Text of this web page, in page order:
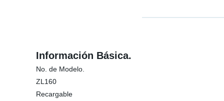
Información Básica.
No. de Modelo.
ZL160
Recargable